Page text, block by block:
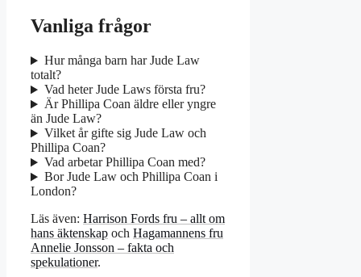
Vanliga frågor
Hur många barn har Jude Law
totalt?
Vad heter Jude Laws första fru?
Är Phillipa Coan äldre eller yngre
än Jude Law?
Vilket år gifte sig Jude Law och
Phillipa Coan?
Vad arbetar Phillipa Coan med?
Bor Jude Law och Phillipa Coan i
London?
Läs även: Harrison Fords fru – allt om
hans äktenskap och Hagamannens fru
Annelie Jonsson – fakta och
spekulationer.